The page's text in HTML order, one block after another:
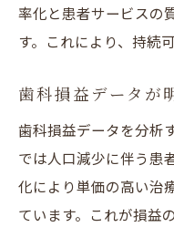
率化と患者サービスの
す。これにより、持続
歯科損益データが
歯科損益データを分析
では人口減少に伴う患
化により単価の高い治
ています。これが損益